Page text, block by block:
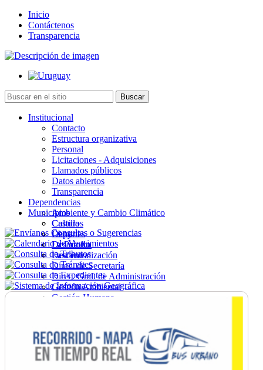
Inicio
Contáctenos
Transparencia
Institucional
Contacto
Estructura organizativa
Personal
Licitaciones - Adquisiciones
Llamados públicos
Datos abiertos
Transparencia
Dependencias
Ambiente y Cambio Climático
Cultura
Deportes
Desarrollo
Descentralización
Direc. de Secretaría
Direc. Gral. de Administración
Gestión Ambiental
Gestión Humana
Ordenamiento
Promoción Social
Salud
Secretaría General
Municipios
Castillos
Chuy
La Paloma
Lascano